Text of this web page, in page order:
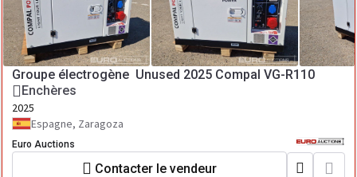
Groupe électrogène Unused 2025 Compal VG-R110
Enchères
2025
Espagne, Zaragoza
Euro Auctions
Contacter le vendeur